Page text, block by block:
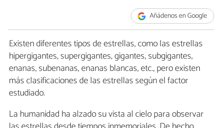
Añádenos en Google
Existen diferentes tipos de estrellas, como las estrellas
hipergigantes, supergigantes, gigantes, subgigantes,
enanas, subenanas, enanas blancas, etc., pero existen
más clasificaciones de las estrellas según el factor
estudiado.
La humanidad ha alzado su vista al cielo para observar